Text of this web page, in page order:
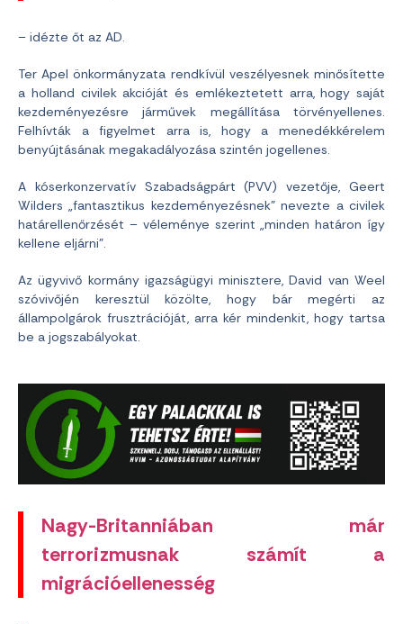
– idézte őt az AD.
Ter Apel önkormányzata rendkívül veszélyesnek minősítette
a holland civilek akcióját és emlékeztetett arra, hogy saját
kezdeményezésre járművek megállítása törvényellenes.
Felhívták a figyelmet arra is, hogy a menedékkérelem
benyújtásának megakadályozása szintén jogellenes.
A kóserkonzervatív Szabadságpárt (PVV) vezetője, Geert
Wilders „fantasztikus kezdeményezésnek” nevezte a civilek
határellenőrzését – véleménye szerint „minden határon így
kellene eljárni”.
Az ügyvivő kormány igazságügyi minisztere, David van Weel
szóvivőjén keresztül közölte, hogy bár megérti az
állampolgárok frusztrációját, arra kér mindenkit, hogy tartsa
be a jogszabályokat.
Nagy-Britanniában már
terrorizmusnak számít a
migrációellenesség